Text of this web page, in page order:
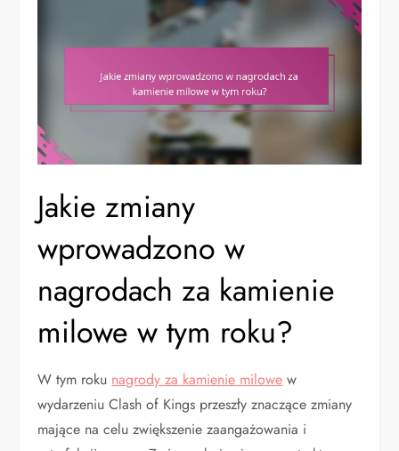
Jakie zmiany
wprowadzono w
nagrodach za kamienie
milowe w tym roku?
W tym roku nagrody za kamienie milowe w
wydarzeniu Clash of Kings przeszły znaczące zmiany
mające na celu zwiększenie zaangażowania i